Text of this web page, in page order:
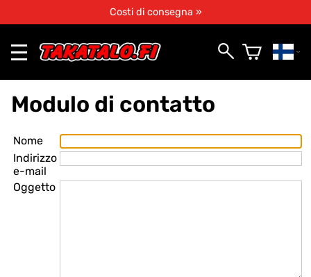
Costi di consegna »
Modulo di contatto
Nome
Indirizzo
e-mail
Oggetto